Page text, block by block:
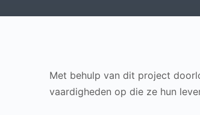
Met behulp van dit project
vaardigheden op die ze hun